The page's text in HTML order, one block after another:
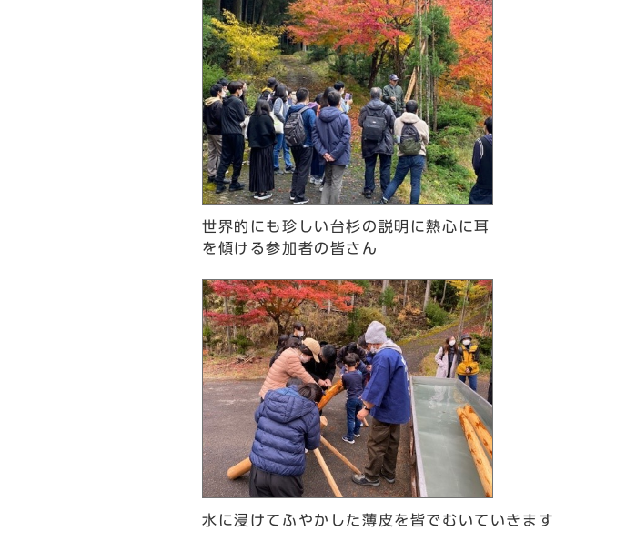
世界的にも珍しい台杉の説明に熱心に耳
を傾ける参加者の皆さん
水に浸けてふやかした薄皮を皆でむいていきます